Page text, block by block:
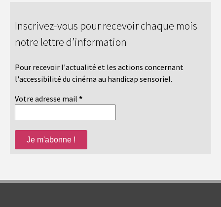
Inscrivez-vous pour recevoir chaque mois
notre lettre d’information
Pour recevoir l'actualité et les actions concernant
l'accessibilité du cinéma au handicap sensoriel.
Votre adresse mail *